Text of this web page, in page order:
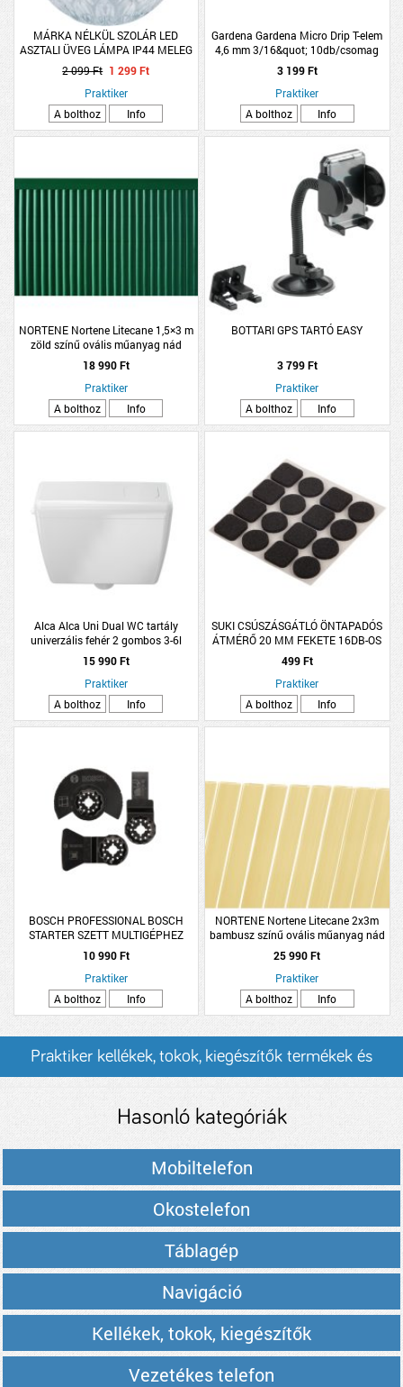
MÁRKA NÉLKÜL SZOLÁR LED
ASZTALI ÜVEG LÁMPA IP44 MELEG
FEHÉR 6X10CM ÁTLÁTSZÓ 3-FÉLE
2 099 Ft 1 299 Ft
Praktiker
A bolthoz
Info
Gardena Gardena Micro Drip T-elem
4,6 mm 3/16&quot; 10db/csomag
3 199 Ft
Praktiker
A bolthoz
Info
NORTENE Nortene Litecane 1,5×3 m
zöld színű ovális műanyag nád
18 990 Ft
Praktiker
A bolthoz
Info
BOTTARI GPS TARTÓ EASY
3 799 Ft
Praktiker
A bolthoz
Info
Alca Alca Uni Dual WC tartály
univerzális fehér 2 gombos 3-6l
öblítési mennyiség
15 990 Ft
Praktiker
A bolthoz
Info
SUKI CSÚSZÁSGÁTLÓ ÖNTAPADÓS
ÁTMÉRŐ 20 MM FEKETE 16DB-OS
499 Ft
Praktiker
A bolthoz
Info
BOSCH PROFESSIONAL BOSCH
STARTER SZETT MULTIGÉPHEZ
CSEMPÉHEZ 3 RÉSZES
10 990 Ft
Praktiker
A bolthoz
Info
NORTENE Nortene Litecane 2x3m
bambusz színű ovális műanyag nád
25 990 Ft
Praktiker
A bolthoz
Info
Praktiker kellékek, tokok, kiegészítők termékek és
Hasonló kategóriák
Mobiltelefon
Okostelefon
Táblagép
Navigáció
Kellékek, tokok, kiegészítők
Vezetékes telefon